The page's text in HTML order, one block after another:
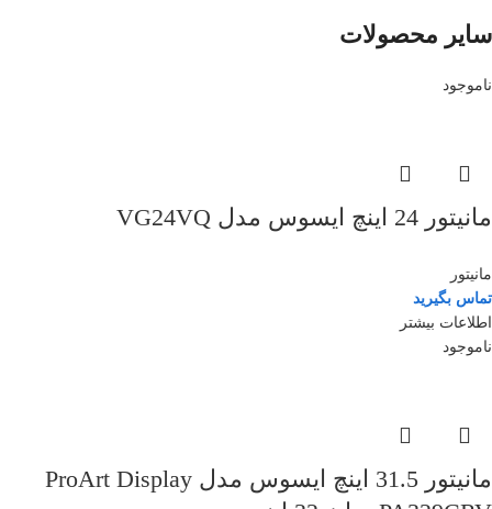
سایر محصولات
ناموجود
مانیتور 24 اینچ ایسوس مدل VG24VQ
مانیتور
تماس بگیرید
اطلاعات بیشتر
ناموجود
مانیتور 31.5 اینچ ایسوس مدل ProArt Display